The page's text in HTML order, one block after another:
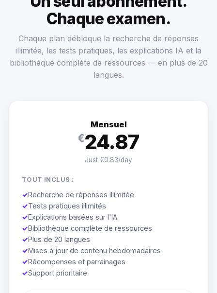
Chaque examen.
Chaque plan débloque la recherche de réponses
illimitée, les tests pratiques, les explications IA et la
bibliothèque complète de ressources — en plus de 20
langues.
Mensuel
€24.87
Just €0.83/day
TOUT INCLUS :
✓Recherche de réponses illimitée
✓Tests pratiques illimités
✓Explications basées sur l'IA
✓Bibliothèque complète de ressources
✓Plus de 20 langues
✓Mises à jour de contenu hebdomadaires
✓Récompenses et parrainages
✓Support prioritaire